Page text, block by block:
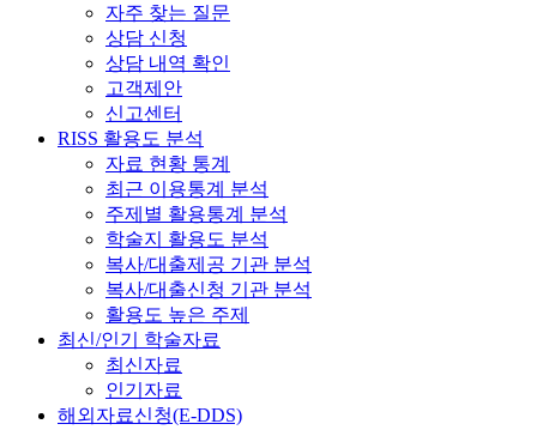
자주 찾는 질문
상담 신청
상담 내역 확인
고객제안
신고센터
RISS 활용도 분석
자료 현황 통계
최근 이용통계 분석
주제별 활용통계 분석
학술지 활용도 분석
복사/대출제공 기관 분석
복사/대출신청 기관 분석
활용도 높은 주제
최신/인기 학술자료
최신자료
인기자료
해외자료신청(E-DDS)